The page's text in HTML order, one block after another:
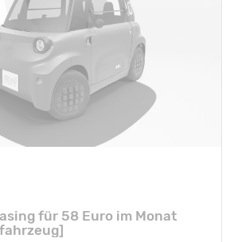
für 58 Euro im Monat